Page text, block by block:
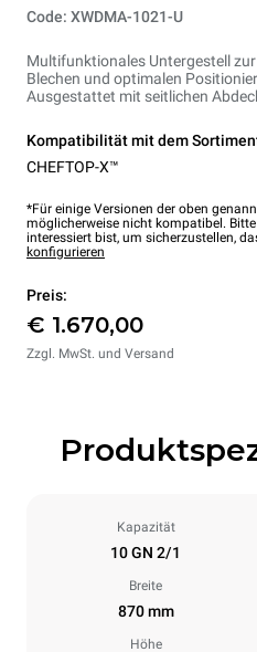
Code: XWDMA-1021-U
Multifunktionales Untergestell
Blechen und optimalen
Ausgestattet mit seitlichen
Kompatibilität mit dem
CHEFTOP-X™
*Für einige Versionen der oben
möglicherweise nicht kompatibel.
interessiert bist, um sicherzustellen,
konfigurieren
Preis:
€ 1.670,00
Zzgl. MwSt. und Versand
Kapazität
10 GN 2/1
Breite
870 mm
Höhe